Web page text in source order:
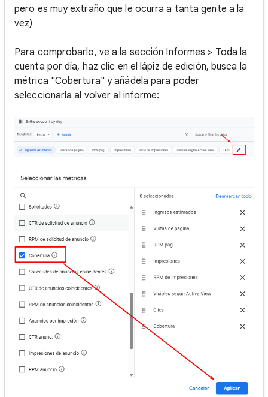
pero es muy extraño que le ocurra a tanta gente a la
vez)
Para comprobarlo, ve a la sección Informes > Toda la
cuenta por día, haz clic en el lápiz de edición, busca la
métrica "Cobertura" y añádela para poder
seleccionarla al volver al informe: